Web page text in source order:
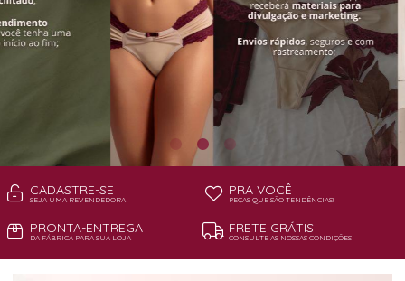
CADASTRE-SE
SEJA UMA REVENDEDORA
PRA VOCÊ
PEÇAS QUE SÃO TENDÊNCIAS!
PRONTA-ENTREGA
DA FÁBRICA PARA SUA LOJA
FRETE GRÁTIS
CONSULTE AS NOSSAS CONDIÇÕES